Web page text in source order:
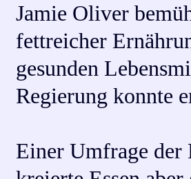
Jamie Oliver
fettreicher
gesunden
Regierung konnte
Einer Umfrage